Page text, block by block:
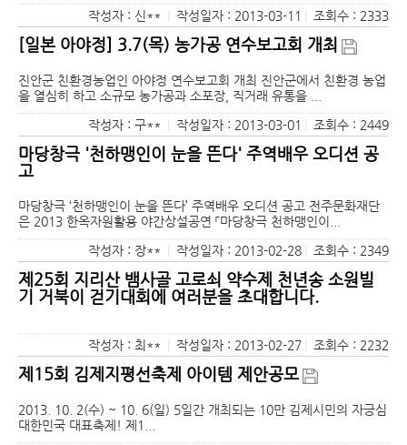
작성자 : 신**
작성일자 : 2013-03-11 조회수 : 2333
[일본 아야정] 3.7(목) 농가공 연수보고회 개최
진안군 친환경농업인 아야정 연수보고회 개최 진안군에서 친환경 농업
을 열심히 하고 소규모 농가공과 소포장, 직거래 유통을 ...
작성자 : 구**
작성일자 : 2013-03-01 조회수 : 2449
마당창극 '천하맹인이 눈을 뜬다' 주역배우 오디션 공
고
마당창극 ‘천하맹인이 눈을 뜬다’ 주역배우 오디션 공고 전주문화재단
은 2013 한옥자원활용 야간상설공연 「마당창극 천하맹인이...
작성자 : 장**
작성일자 : 2013-02-28 조회수 : 2349
제25회 지리산 뱀사골 고로쇠 약수제 천년송 소원빌
기 거북이 걷기대회에 여러분을 초대합니다.
작성자 : 최** 작성일자 : 2013-02-27 조회수 : 2232
제15회 김제지평선축제 아이템 제안공모
2013. 10. 2(수) ~ 10. 6(일) 5일간 개최되는 10만 김제시민의 자긍심
대한민국 대표축제! 제1...